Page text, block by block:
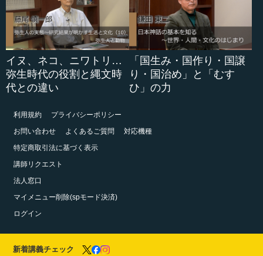
イヌ、ネコ、ニワトリ…
弥生時代の役割と縄文時
代との違い
「国生み・国作り・国譲
り・国治め」と「むす
ひ」の力
利用規約
プライバシーポリシー
お問い合わせ
よくあるご質問
対応機種
特定商取引法に基づく表示
講師リクエスト
法人窓口
マイメニュー削除(spモード決済)
ログイン
新着講義チェック